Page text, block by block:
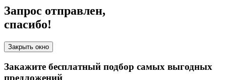
Запрос отправлен,
спасибо!
Закрыть окно
Закажите бесплатный подбор самых выгодных
предложений